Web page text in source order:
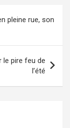
pleine rue, son
le pire feu de
l’été